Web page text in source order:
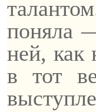
поняла
ней,
в тот